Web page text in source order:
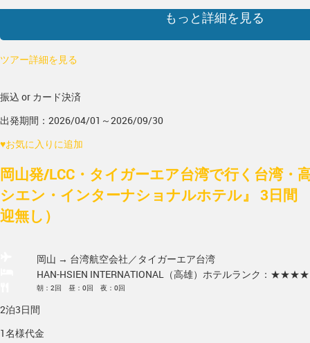
もっと詳細を見る
ツアー詳細を見る
振込 or カード決済
出発期間：2026/04/01～2026/09/30
♥お気に入りに追加
岡山発/LCC・タイガーエア台湾で行く台湾・
シエン・インターナショナルホテル』 3日間
迎無し）
岡山 → 台湾航空会社／タイガーエア台湾
HAN-HSIEN INTERNATIONAL（高雄） ホテルランク：★★★★
朝：2回 昼：0回 夜：0回
2泊3日間
1名様代金